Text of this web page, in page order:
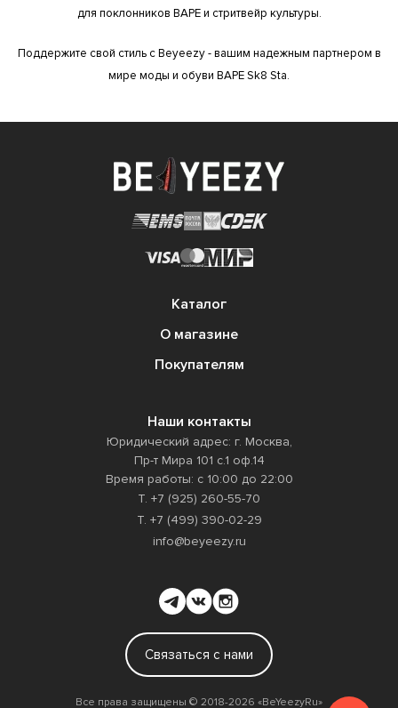
для поклонников BAPE и стритвейр культуры.
Поддержите свой стиль с Beyeezy - вашим надежным партнером в
мире моды и обуви BAPE Sk8 Sta.
Каталог
О магазине
Покупателям
Наши контакты
Юридический адрес: г. Москва,
Пр-т Мира 101 с.1 оф.14
Время работы: с 10:00 до 22:00
Т. +7 (925) 260-55-70
Т. +7 (499) 390-02-29
info@beyeezy.ru
Связаться с нами
Все права защищены ©️ 2018-2026 «BeYeezyRu»